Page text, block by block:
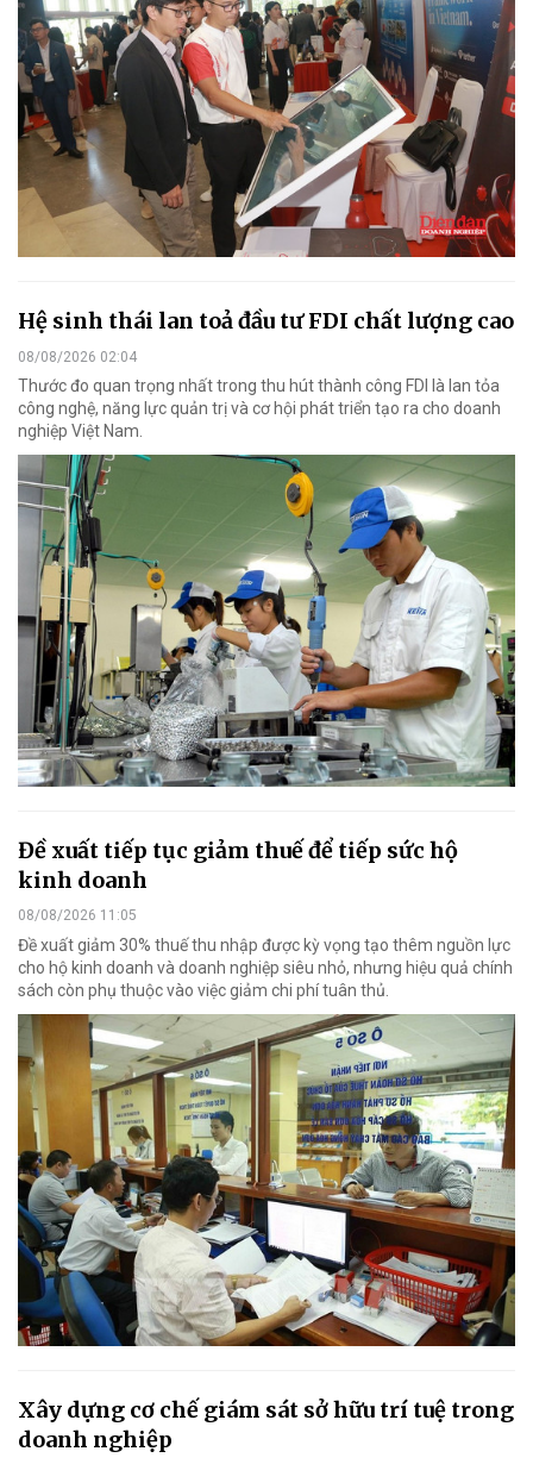
Hệ sinh thái lan toả đầu tư FDI chất lượng cao
08/08/2026 02:04
Thước đo quan trọng nhất trong thu hút thành công FDI là lan tỏa
công nghệ, năng lực quản trị và cơ hội phát triển tạo ra cho doanh
nghiệp Việt Nam.
Đề xuất tiếp tục giảm thuế để tiếp sức hộ
kinh doanh
08/08/2026 11:05
Đề xuất giảm 30% thuế thu nhập được kỳ vọng tạo thêm nguồn lực
cho hộ kinh doanh và doanh nghiệp siêu nhỏ, nhưng hiệu quả chính
sách còn phụ thuộc vào việc giảm chi phí tuân thủ.
Xây dựng cơ chế giám sát sở hữu trí tuệ trong
doanh nghiệp